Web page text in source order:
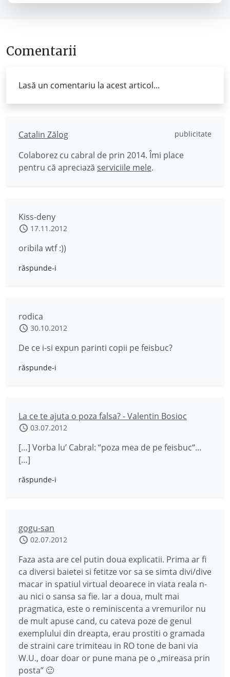
Comentarii
Lasă un comentariu la acest articol...
Catalin Zălog publicitate
Colaborez cu cabral de prin 2014. Îmi place
pentru că apreciază serviciile mele.
Kiss-deny
17.11.2012
oribila wtf :))
răspunde-i
rodica
30.10.2012
De ce i-si expun parinti copii pe feisbuc?
răspunde-i
La ce te ajuta o poza falsa? - Valentin Bosioc
03.07.2012
[…] Vorba lu’ Cabral: “poza mea de pe feisbuc“…
[…]
răspunde-i
gogu-san
02.07.2012
Faza asta are cel putin doua explicatii. Prima ar fi
ca diversi baietei si fetitze vor sa se simta divi/dive
macar in spatiul virtual deoarece in viata reala n-
au nici o sansa sa fie. Iar a doua, mult mai
pragmatica, este o reminiscenta a vremurilor nu
de mult apuse cand, cu cateva poze de genul
exemplului din dreapta, erau prostiti o gramada
de straini care trimiteau in RO tone de bani via
W.U., doar doar or pune mana pe o „mireasa prin
posta” 🙂